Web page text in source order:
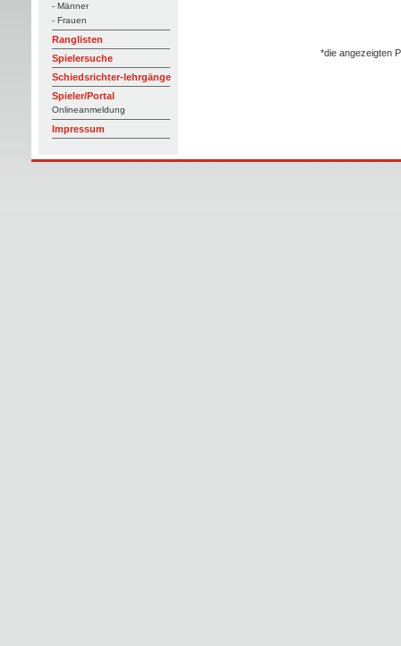
- Männer
- Frauen
Ranglisten
Spielersuche
Schiedsrichter-lehrgänge
Spieler/Portal
Onlineanmeldung
Impressum
*die angezeigten